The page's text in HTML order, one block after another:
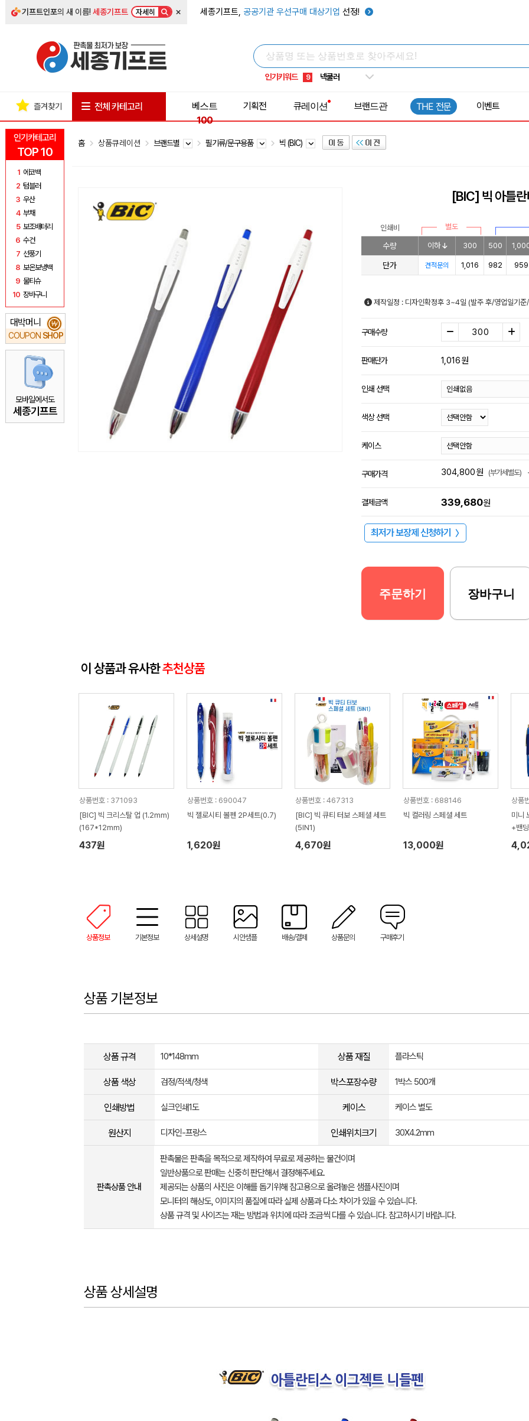
기프트인포의 새 이름!세종기프트 자세히 × 세종기프트, 공공기관 우선구매 대상기업 선정!
인기키워드
5 키캡
8 쿨토시
9 넥쿨러
1 선풍기
인기카테고리
TOP 10
1 에코백
2 텀블러
3 우산
4 부채
5 보조배터리
6 수건
7 선풍기
8 보온보냉백
9 물티슈
10 장바구니
대박머니
COUPON SHOP
₩
모바일에서도
세종기프트
즐겨찾기 전체 카테고리
베스트
100
기획전 큐레이션 브랜드관 THE 전문 이벤트
홈 상품큐레이션 브랜드별 필기류/문구용품 빅 (BIC)
[BIC] 빅 아틀
인쇄비 별도
수량 이하 300 500
단가 견적문의 1,016 982 959
제작일정 : 디자인확정후 3~4일 (발주 후/영업일기준
구매수량
판매단가 1,016원
인쇄 선택
색상 선택
케이스
구매가격 304,800원 (부가세별도)
결제금액 339,680원
최저가 보장제 신청하기 〉
주문하기 장바구니
이 상품과 유사한추천상품
상품번호 : 371093
[BIC] 빅 크리스탈 업 (1.2mm)
(167*12mm)
437원
상품번호 : 690047
빅 젤로시티 볼펜 2P세트(0.7)
1,620원
상품번호 : 467313
[BIC] 빅 큐티 터보 스페셜 세트
(5IN1)
4,670원
상품번호 : 688146
빅 컬러링 스페셜 세트
13,000원
상품
미니
+밴
상품정보 기본정보 상세설명 시안샘플 배송/결제 상품문의 구매후기
상품 기본정보
상품 규격 10*148mm 상품 재질 플라스틱
상품 색상 검정/적색/청색 박스포장수량 1박스 500개
인쇄방법 실크인쇄1도 케이스 케이스 별도
원산지 디자인-프랑스 인쇄위치크기 30X4.2mm
판촉상품 안내
판촉물은 판촉을 목적으로 제작하여 무료로 제공하는 물건이며
일반상품으로 판매는 신중히 판단해서 결정해주세요.
제공되는 상품의 사진은 이해를 돕기위해 참고용으로 올려놓은 샘플사진이며
모니터의 해상도, 이미지의 품질에 따라 실제 상품과 다소 차이가 있을 수 있습니다.
상품 규격 및 사이즈는 재는 방법과 위치에 따라 조금씩 다를 수 있습니다. 참고하시기 바랍니다.
상품 상세설명